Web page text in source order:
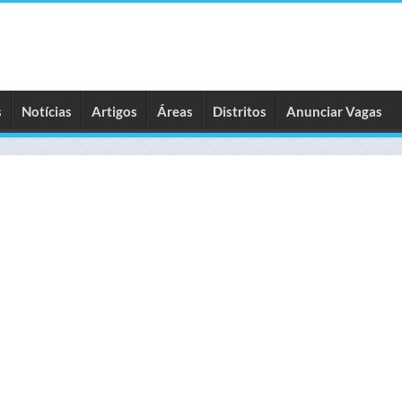
Notícias Artigos Áreas Distritos Anunciar Vagas